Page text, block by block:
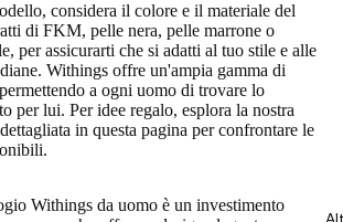
considera il colore e il materiale del
di FKM, pelle nera, pelle marrone o
per assicurarti che si adatti al tuo stile e alle
Withings offre un'ampia gamma di
a ogni uomo di trovare lo
per lui. Peridee regalo, esplora la nostra
in questa pagina per confrontare le
Withings da uomo è un investimento